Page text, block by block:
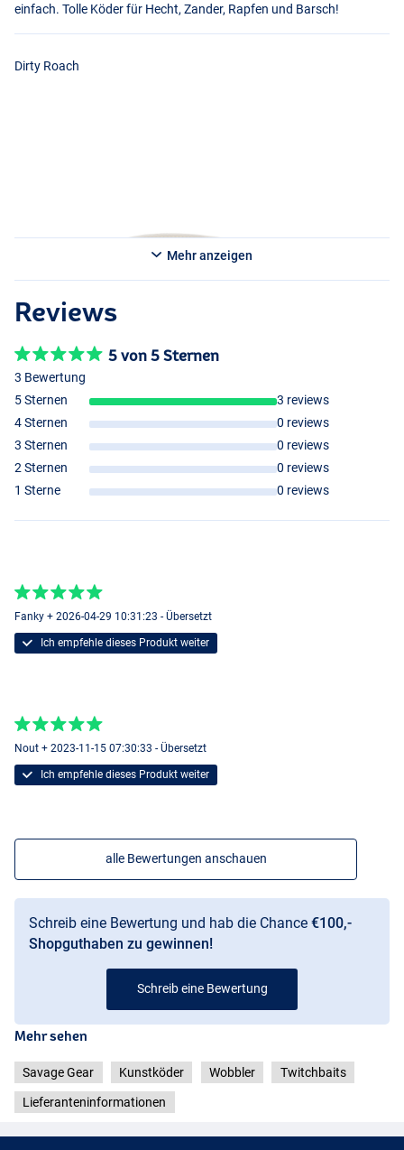
einfach. Tolle Köder für Hecht, Zander, Rapfen und Barsch!
Dirty Roach
Mehr anzeigen
Reviews
5 von 5 Sternen
3 Bewertung
5 Sternen
3 reviews
4 Sternen
0 reviews
3 Sternen
0 reviews
2 Sternen
0 reviews
1 Sterne
0 reviews
Fanky + 2026-04-29 10:31:23 - Übersetzt
Ich empfehle dieses Produkt weiter
Nout + 2023-11-15 07:30:33 - Übersetzt
Ich empfehle dieses Produkt weiter
alle Bewertungen anschauen
Schreib eine Bewertung und hab die Chance €100,-
Shopguthaben zu gewinnen!
Schreib eine Bewertung
Mehr sehen
Savage Gear Kunstköder Wobbler Twitchbaits
Lieferanteninformationen